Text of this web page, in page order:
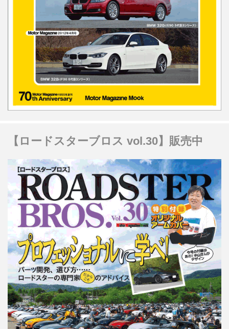
【ロードスターブロス vol.30】販売中